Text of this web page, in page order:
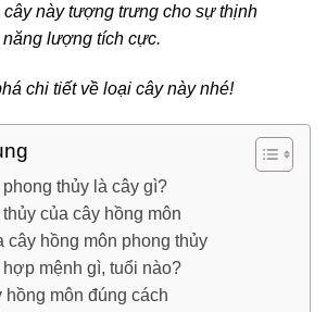
này tượng trưng cho sự thịnh
lượng tích cực.
chi tiết về loại cây này nhé!
thủy là cây gì?
của cây hồng môn
cây hồng môn phong thủy
mệnh gì, tuổi nào?
hồng môn đúng cách